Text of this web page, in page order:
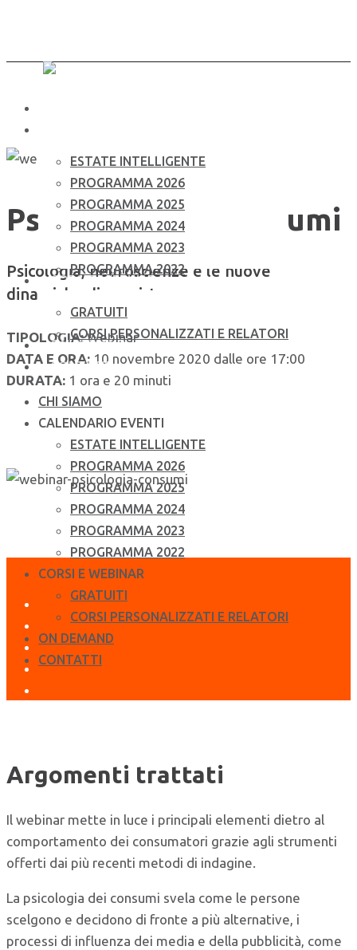
main
Menu
ESTATE INTELLIGENTE
PROGRAMMA 2026
PROGRAMMA 2025
PROGRAMMA 2024
PROGRAMMA 2023
PROGRAMMA 2022
CORSI E WEBINAR
GRATUITI
CORSI PERSONALIZZATI E RELATORI
ON DEMAND
CONTATTI
CHI SIAMO
CALENDARIO EVENTI
ESTATE INTELLIGENTE
PROGRAMMA 2026
PROGRAMMA 2025
PROGRAMMA 2024
PROGRAMMA 2023
PROGRAMMA 2022
CORSI E WEBINAR
GRATUITI
CORSI PERSONALIZZATI E RELATORI
ON DEMAND
CONTATTI
Psicologia dei consumi
Psicologia, neuroscienze e le nuove
dinamiche di acquisto
TIPOLOGIA:Webinar
DATA E ORA: 10 novembre 2020 dalle ore 17:00
DURATA: 1 ora e 20 minuti
Menu
ARGOMENTI
PROGRAMMA
CHI NON DEVE MANCARE
RELATORE
Argomenti trattati
Il webinar mette in luce i principali elementi dietro al
comportamento dei consumatori grazie agli strumenti
offerti dai più recenti metodi di indagine.
La psicologia dei consumi svela come le persone
scelgono e decidono di fronte a più alternative, i
processi di influenza dei media e della pubblicità, come